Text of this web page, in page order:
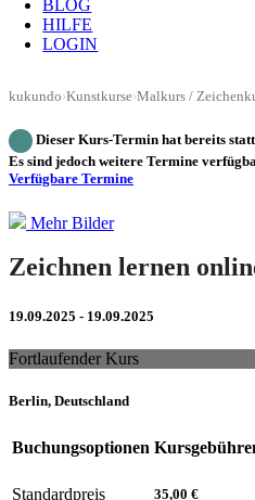
BLOG
HILFE
LOGIN
kukundo›Kunstkurse›Malkurs /
Dieser Kurs-Termin hat bereits
Es sind jedoch weitere Termine
Verfügbare Termine
Mehr Bilder
Zeichnen lernen
19.09.2025 - 19.09.2025
Fortlaufender Kurs
Berlin, Deutschland
Buchungsoptionen
Standardpreis 35,00 €